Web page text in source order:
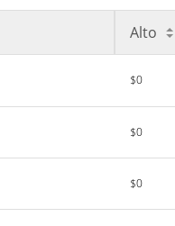
Alto
$0
$0
$0